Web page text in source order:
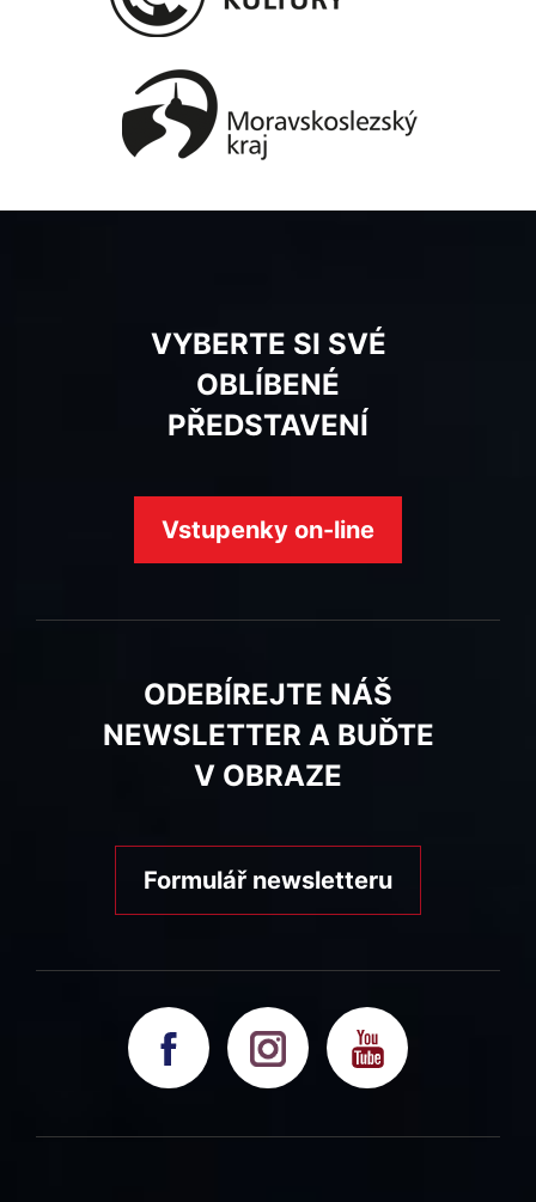
VYBERTE SI SVÉ
OBLÍBENÉ
PŘEDSTAVENÍ
Vstupenky on-line
ODEBÍREJTE NÁŠ
NEWSLETTER A BUĎTE
V OBRAZE
Formulář newsletteru